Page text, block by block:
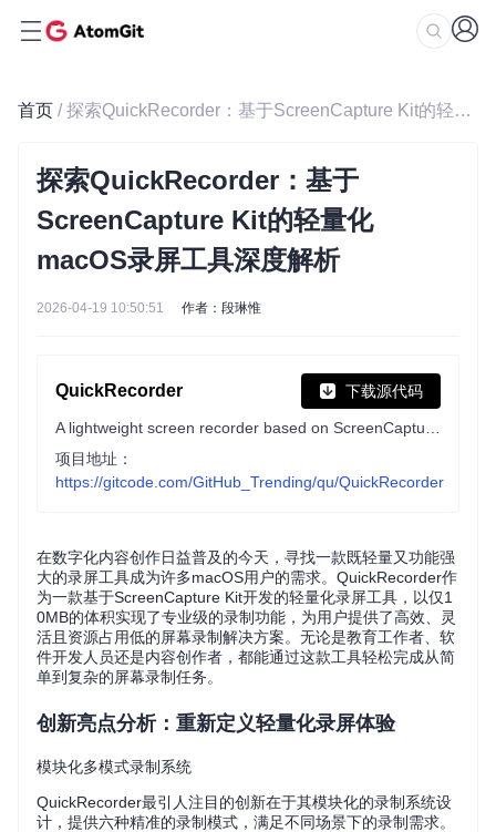
首页 / 探索QuickRecorder：基于ScreenCapture Kit的轻量化macOS录屏工具深度解析
探索QuickRecorder：基于
ScreenCapture Kit的轻量化
macOS录屏工具深度解析
2026-04-19 10:50:51 作者：段琳惟
QuickRecorder 下载源代码
项目地址：
https://gitcode.com/GitHub_Trending/qu/QuickRecorder
在数字化内容创作日益普及的今天，寻找一款既轻量又功能强
大的录屏工具成为许多macOS用户的需求。QuickRecorder作
为一款基于ScreenCapture Kit开发的轻量化录屏工具，以仅1
0MB的体积实现了专业级的录制功能，为用户提供了高效、灵
活且资源占用低的屏幕录制解决方案。无论是教育工作者、软
件开发人员还是内容创作者，都能通过这款工具轻松完成从简
单到复杂的屏幕录制任务。
创新亮点分析：重新定义轻量化录屏体验
模块化多模式录制系统
QuickRecorder最引人注目的创新在于其模块化的录制系统设
计，提供六种精准的录制模式，满足不同场景下的录制需求。